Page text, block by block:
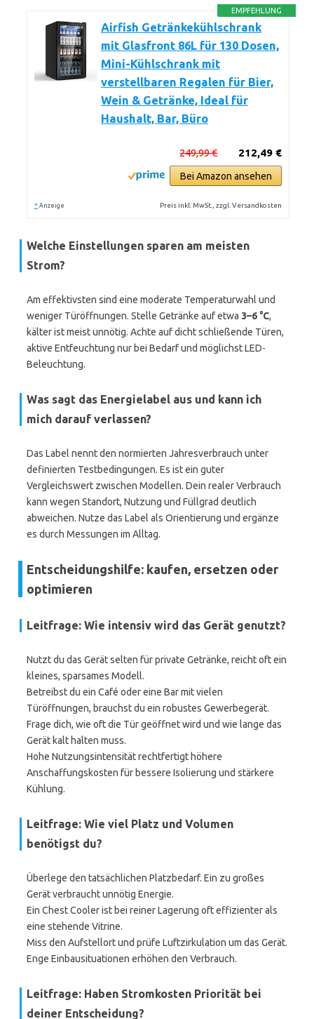
EMPFEHLUNG
Airfish Getränkekühlschrank
mit Glasfront 86L für 130 Dosen,
Mini-Kühlschrank mit
verstellbaren Regalen für Bier,
Wein & Getränke, Ideal für
Haushalt, Bar, Büro
212,49 €
249,99 €
Bei Amazon ansehen
* Anzeige Preis inkl. MwSt., zzgl. Versandkosten
Welche Einstellungen sparen am meisten
Strom?
Am effektivsten sind eine moderate Temperaturwahl und
weniger Türöffnungen. Stelle Getränke auf etwa 3–6 °C,
kälter ist meist unnötig. Achte auf dicht schließende Türen,
aktive Entfeuchtung nur bei Bedarf und möglichst LED-
Beleuchtung.
Was sagt das Energielabel aus und kann ich
mich darauf verlassen?
Das Label nennt den normierten Jahresverbrauch unter
definierten Testbedingungen. Es ist ein guter
Vergleichswert zwischen Modellen. Dein realer Verbrauch
kann wegen Standort, Nutzung und Füllgrad deutlich
abweichen. Nutze das Label als Orientierung und ergänze
es durch Messungen im Alltag.
Entscheidungshilfe: kaufen, ersetzen oder
optimieren
Leitfrage: Wie intensiv wird das Gerät genutzt?
Nutzt du das Gerät selten für private Getränke, reicht oft ein
kleines, sparsames Modell.
Betreibst du ein Café oder eine Bar mit vielen
Türöffnungen, brauchst du ein robustes Gewerbegerät.
Frage dich, wie oft die Tür geöffnet wird und wie lange das
Gerät kalt halten muss.
Hohe Nutzungsintensität rechtfertigt höhere
Anschaffungskosten für bessere Isolierung und stärkere
Kühlung.
Leitfrage: Wie viel Platz und Volumen
benötigst du?
Überlege den tatsächlichen Platzbedarf. Ein zu großes
Gerät verbraucht unnötig Energie.
Ein Chest Cooler ist bei reiner Lagerung oft effizienter als
eine stehende Vitrine.
Miss den Aufstellort und prüfe Luftzirkulation um das Gerät.
Enge Einbausituationen erhöhen den Verbrauch.
Leitfrage: Haben Stromkosten Priorität bei
deiner Entscheidung?